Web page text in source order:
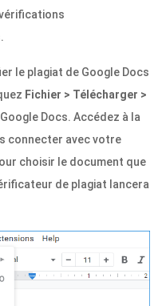
le plagiat de Google Docs
Fichier > Télécharger >
Docs. Accédez à la
connecter avec votre
choisir le document que
de plagiat lancera